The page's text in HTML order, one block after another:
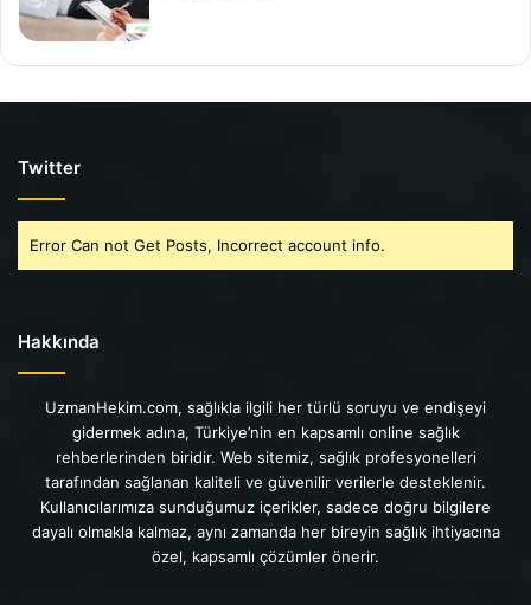
Twitter
Error Can not Get Posts, Incorrect account info.
Hakkında
UzmanHekim.com, sağlıkla ilgili her türlü soruyu ve endişeyi
gidermek adına, Türkiye’nin en kapsamlı online sağlık
rehberlerinden biridir. Web sitemiz, sağlık profesyonelleri
tarafından sağlanan kaliteli ve güvenilir verilerle desteklenir.
Kullanıcılarımıza sunduğumuz içerikler, sadece doğru bilgilere
dayalı olmakla kalmaz, aynı zamanda her bireyin sağlık ihtiyacına
özel, kapsamlı çözümler önerir.